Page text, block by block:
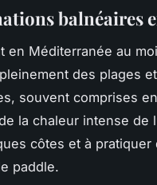
balnéaires
en Méditerranée au
des plages
souvent comprises
la chaleur intense de
côtes et à
paddle.